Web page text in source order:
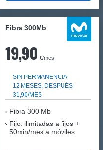
Fibra 300Mb
19,90 €/mes
SIN PERMANENCIA
12 MESES, DESPUÉS
31,9€/MES
Fibra 300 Mb
Fijo: ilimitadas a fijos +
50min/mes a móviles